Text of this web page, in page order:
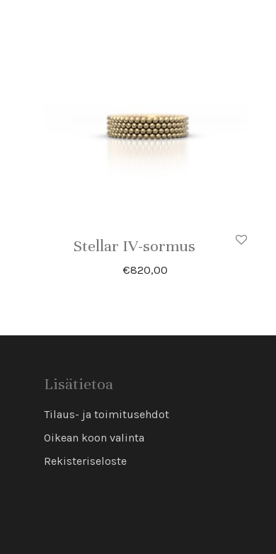
Stellar IV-sormus
€820,00
Lisätietoa
Tilaus- ja toimitusehdot
Oikean koon valinta
Rekisteriseloste